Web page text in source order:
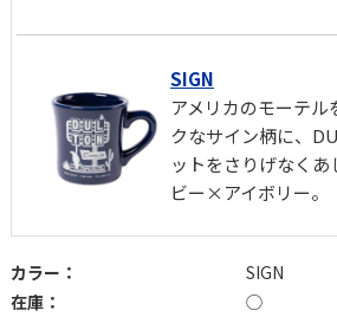
SIGN
アメリカのモーテ
クなサイン柄に、
ットをさりげなく
ビー×アイボリー。
カラー：
SIGN
在庫：
◯